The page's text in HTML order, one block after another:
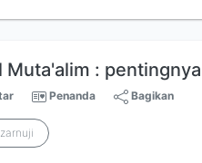
Muta'alim :
Penanda Bagikan